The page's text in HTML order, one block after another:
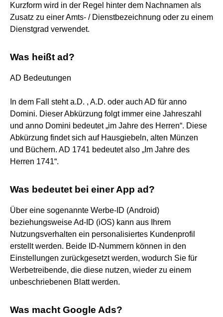
Kurzform wird in der Regel hinter dem Nachnamen als
Zusatz zu einer Amts- / Dienstbezeichnung oder zu einem
Dienstgrad verwendet.
Was heißt ad?
AD Bedeutungen
In dem Fall steht a.D. , A.D. oder auch AD für anno
Domini. Dieser Abkürzung folgt immer eine Jahreszahl
und anno Domini bedeutet „im Jahre des Herren“. Diese
Abkürzung findet sich auf Hausgiebeln, alten Münzen
und Büchern. AD 1741 bedeutet also „Im Jahre des
Herren 1741“.
Was bedeutet bei einer App ad?
Über eine sogenannte Werbe-ID (Android)
beziehungsweise Ad-ID (iOS) kann aus Ihrem
Nutzungsverhalten ein personalisiertes Kundenprofil
erstellt werden. Beide ID-Nummern können in den
Einstellungen zurückgesetzt werden, wodurch Sie für
Werbetreibende, die diese nutzen, wieder zu einem
unbeschriebenen Blatt werden.
Was macht Google Ads?